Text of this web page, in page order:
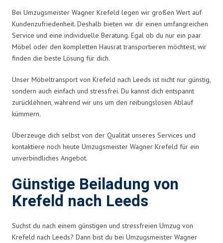
Bei Umzugsmeister Wagner Krefeld legen wir großen Wert auf
Kundenzufriedenheit. Deshalb bieten wir dir einen umfangreichen
Service und eine individuelle Beratung. Egal ob du nur ein paar
Möbel oder den kompletten Hausrat transportieren möchtest, wir
finden die beste Lösung für dich.
Unser Möbeltransport von Krefeld nach Leeds ist nicht nur günstig,
sondern auch einfach und stressfrei. Du kannst dich entspannt
zurücklehnen, während wir uns um den reibungslosen Ablauf
kümmern.
Überzeuge dich selbst von der Qualität unseres Services und
kontaktiere noch heute Umzugsmeister Wagner Krefeld für ein
unverbindliches Angebot.
Günstige Beiladung von
Krefeld nach Leeds
Suchst du nach einem günstigen und stressfreien Umzug von
Krefeld nach Leeds? Dann bist du bei Umzugsmeister Wagner